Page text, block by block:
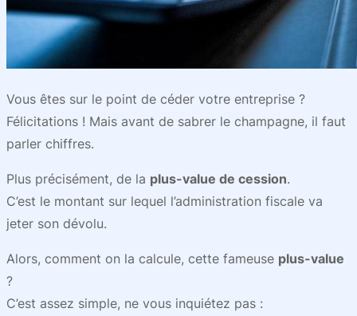
Vous êtes sur le point de céder votre entreprise ?
Félicitations ! Mais avant de sabrer le champagne, il faut
parler chiffres.
Plus précisément, de la plus-value de cession.
C’est le montant sur lequel l’administration fiscale va
jeter son dévolu.
Alors, comment on la calcule, cette fameuse plus-value
?
C’est assez simple, ne vous inquiétez pas :